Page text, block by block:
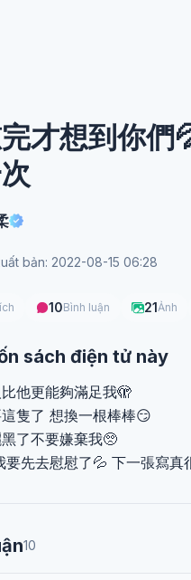
才想到你們
bản: 2022-08-15 06:28
10Bình luận 21Ảnh
sách điện tử này
他更能夠滿足我🫣
隻了 想換一根棒棒😏
了不要嫌棄我🥺
要先去慰慰了💦 下一張寫
10